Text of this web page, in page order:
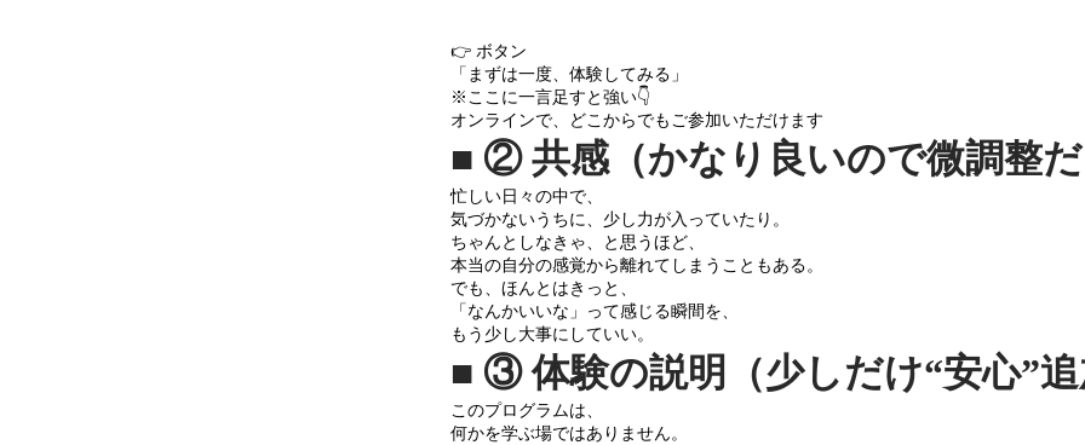
👉 ボタン
「まずは一度、体験してみる」
※ここに一言足すと強い👇
オンラインで、どこからでもご参加いただけます
■ ② 共感（かなり良いので微調整
忙しい日々の中で、
気づかないうちに、少し力が入っていたり。
ちゃんとしなきゃ、と思うほど、
本当の自分の感覚から離れてしまうこともある。
でも、ほんとはきっと、
「なんかいいな」って感じる瞬間を、
もう少し大事にしていい。
■ ③ 体験の説明（少しだけ“安心”
このプログラムは、
何かを学ぶ場ではありません。